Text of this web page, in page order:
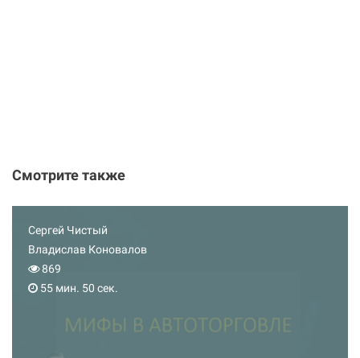
Смотрите также
Сергей Чистый
Владислав Коновалов
869
55 мин. 50 сек.